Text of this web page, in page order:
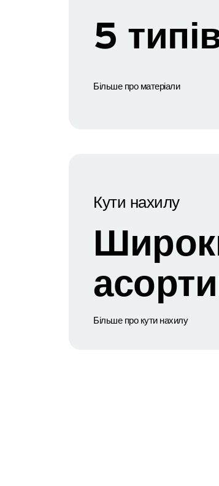
5
Більше про матеріали
Кути нахилу
Більше про кути нахилу